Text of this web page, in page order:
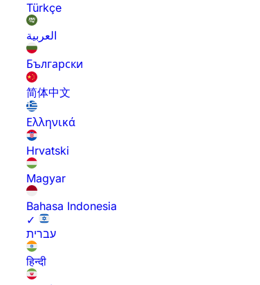
Türkçe
العربية
Български
简体中文
Ελληνικά
Hrvatski
Magyar
Bahasa Indonesia
✓
עברית
हिन्दी